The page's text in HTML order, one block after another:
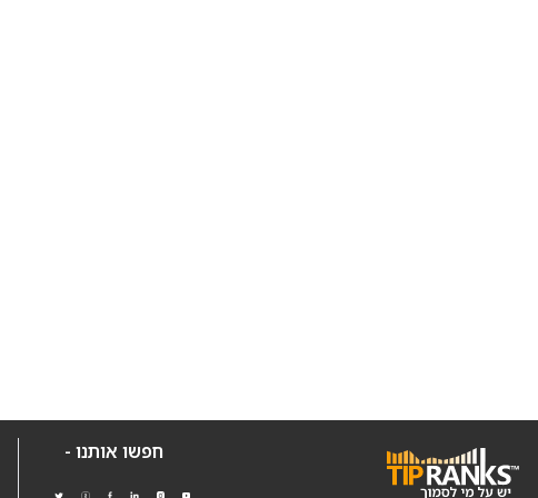
חפשו אותנו -